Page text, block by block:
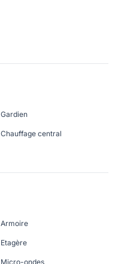
Gardien
Chauffage central
Armoire
Etagère
Micro-ondes